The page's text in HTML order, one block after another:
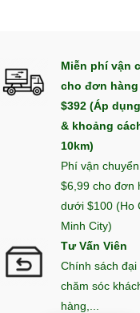
Miễn phí vận
cho đơn hàng
$392 (Áp
& khoảng
10km)
Phí vận
$6,99 cho đơn
dưới $100 (Ho
Minh City)
Tư Vấn Viên
Chính sách đại
chăm sóc
hàng,...